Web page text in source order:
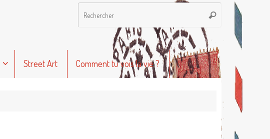
Recherche
Rechercher
Street Art Comment tu vois la vie ?